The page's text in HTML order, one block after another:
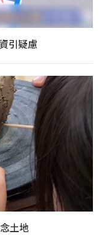
引疑慮
土地